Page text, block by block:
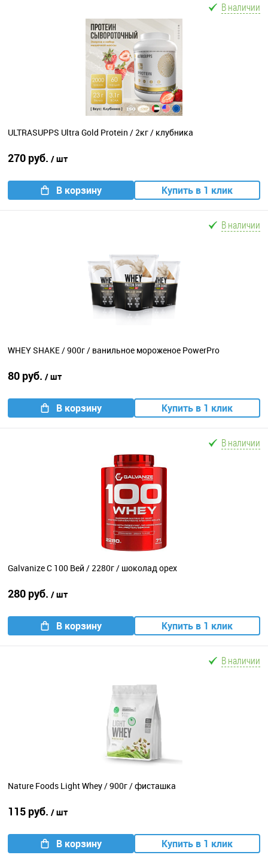
В наличии
ULTRASUPPS Ultra Gold Protein / 2кг / клубника
270 руб. / шт
В корзину Купить в 1 клик
В наличии
WHEY SHAKE / 900г / ванильное мороженое PowerPro
80 руб. / шт
В корзину Купить в 1 клик
В наличии
Galvanize C 100 Вей / 2280г / шоколад орех
280 руб. / шт
В корзину Купить в 1 клик
В наличии
Nature Foods Light Whey / 900г / фисташка
115 руб. / шт
В корзину Купить в 1 клик